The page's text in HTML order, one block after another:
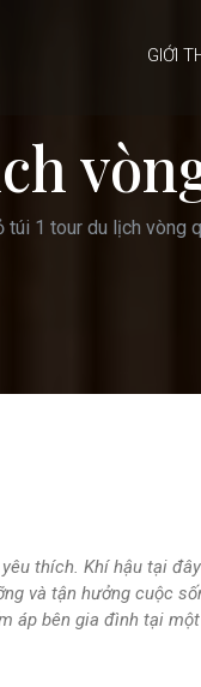
GIỚI
túi 1 tour du lịch vòng
thích. Khí hậu tại đây
và tận hưởng cuộc
áp bên gia đình tại